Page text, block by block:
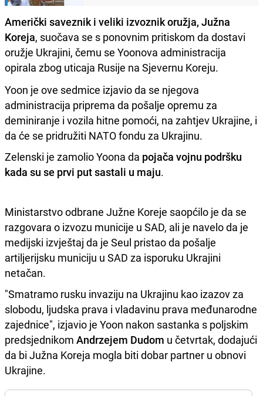
Američki saveznik i veliki izvoznik oružja, Južna
Koreja, suočava se s ponovnim pritiskom da dostavi
oružje Ukrajini, čemu se Yoonova administracija
opirala zbog uticaja Rusije na Sjevernu Koreju.
Yoon je ove sedmice izjavio da se njegova
administracija priprema da pošalje opremu za
deminiranje i vozila hitne pomoći, na zahtjev Ukrajine, i
da će se pridružiti NATO fondu za Ukrajinu.
Zelenski je zamolio Yoona da pojača vojnu podršku
kada su se prvi put sastali u maju.
Ministarstvo odbrane Južne Koreje saopćilo je da se
razgovara o izvozu municije u SAD, ali je navelo da je
medijski izvještaj da je Seul pristao da pošalje
artiljerijsku municiju u SAD za isporuku Ukrajini
netačan.
"Smatramo rusku invaziju na Ukrajinu kao izazov za
slobodu, ljudska prava i vladavinu prava međunarodne
zajednice", izjavio je Yoon nakon sastanka s poljskim
predsjednikom Andrzejem Dudom u četvrtak, dodajući
da bi Južna Koreja mogla biti dobar partner u obnovi
Ukrajine.